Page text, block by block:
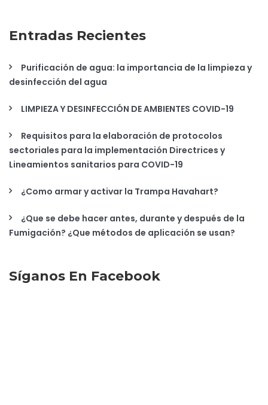
Entradas Recientes
Purificación de agua: la importancia de la limpieza y
desinfección del agua
LIMPIEZA Y DESINFECCIÓN DE AMBIENTES COVID-19
Requisitos para la elaboración de protocolos
sectoriales para la implementación Directrices y
Lineamientos sanitarios para COVID-19
¿Como armar y activar la Trampa Havahart?
¿Que se debe hacer antes, durante y después de la
Fumigación? ¿Que métodos de aplicación se usan?
Síganos En Facebook